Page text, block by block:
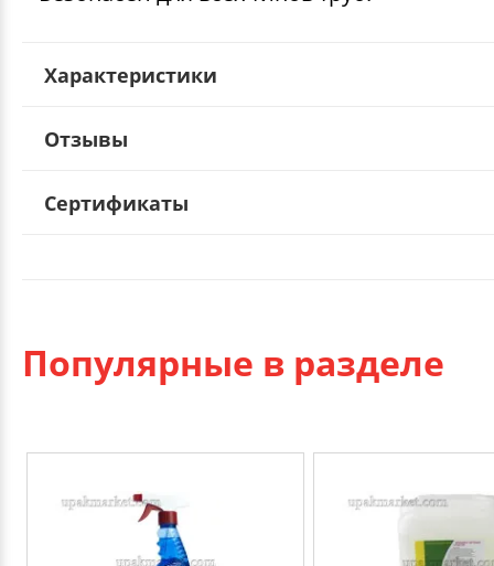
Характеристики
Отзывы
Сертификаты
Популярные в разделе